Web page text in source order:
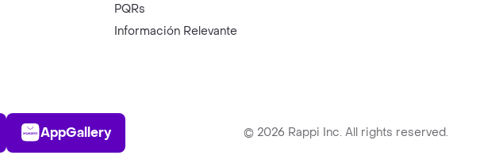
PQRs
Información Relevante
AppGallery
AppGallery © 2026 Rappi Inc. All rights reserved.